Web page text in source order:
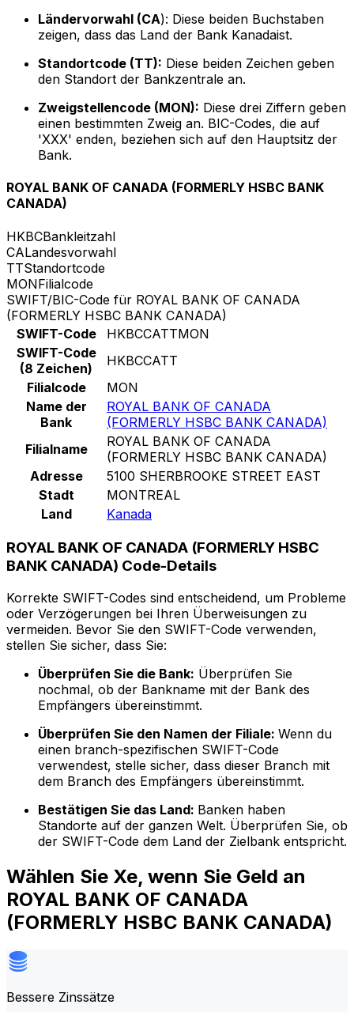
Ländervorwahl (CA): Diese beiden Buchstaben
zeigen, dass das Land der Bank Kanadaist.
Standortcode (TT): Diese beiden Zeichen geben
den Standort der Bankzentrale an.
Zweigstellencode (MON): Diese drei Ziffern geben
einen bestimmten Zweig an. BIC-Codes, die auf
'XXX' enden, beziehen sich auf den Hauptsitz der
Bank.
ROYAL BANK OF CANADA (FORMERLY HSBC BANK
CANADA)
HKBCBankleitzahl
CALandesvorwahl
TTStandortcode
MONFilialcode
SWIFT/BIC-Code für ROYAL BANK OF CANADA
(FORMERLY HSBC BANK CANADA)
SWIFT-Code
HKBCCATTMON
SWIFT-Code
(8 Zeichen)
HKBCCATT
Filialcode
MON
Name der
Bank
ROYAL BANK OF CANADA
(FORMERLY HSBC BANK CANADA)
Filialname
ROYAL BANK OF CANADA
(FORMERLY HSBC BANK CANADA)
Adresse
5100 SHERBROOKE STREET EAST
Stadt
MONTREAL
Land
Kanada
ROYAL BANK OF CANADA (FORMERLY HSBC
BANK CANADA) Code-Details
Korrekte SWIFT-Codes sind entscheidend, um Probleme
oder Verzögerungen bei Ihren Überweisungen zu
vermeiden. Bevor Sie den SWIFT-Code verwenden,
stellen Sie sicher, dass Sie:
Überprüfen Sie die Bank: Überprüfen Sie
nochmal, ob der Bankname mit der Bank des
Empfängers übereinstimmt.
Überprüfen Sie den Namen der Filiale: Wenn du
einen branch-spezifischen SWIFT-Code
verwendest, stelle sicher, dass dieser Branch mit
dem Branch des Empfängers übereinstimmt.
Bestätigen Sie das Land: Banken haben
Standorte auf der ganzen Welt. Überprüfen Sie, ob
der SWIFT-Code dem Land der Zielbank entspricht.
Wählen Sie Xe, wenn Sie Geld an
ROYAL BANK OF CANADA
(FORMERLY HSBC BANK CANADA)
Bessere Zinssätze